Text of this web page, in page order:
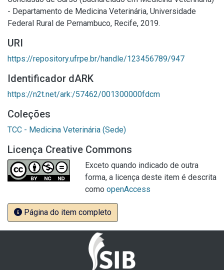
- Departamento de Medicina Veterinária, Universidade
Federal Rural de Pernambuco, Recife, 2019.
URI
https://repository.ufrpe.br/handle/123456789/947
Identificador dARK
https://n2t.net/ark:/57462/001300000fdcm
Coleções
TCC - Medicina Veterinária (Sede)
Licença Creative Commons
Exceto quando indicado de outra
forma, a licença deste item é descrita
como openAccess
Página do item completo